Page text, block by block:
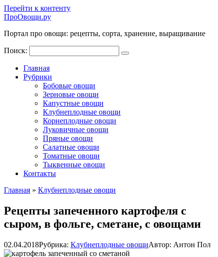
Перейти к контенту
ПроОвощи.ру
Портал про овощи: рецепты, сорта, хранение, выращивание
Поиск:
Главная
Рубрики
Бобовые овощи
Зерновые овощи
Капустные овощи
Клубнеплодные овощи
Корнеплодные овощи
Луковичные овощи
Пряные овощи
Салатные овощи
Томатные овощи
Тыквенные овощи
Контакты
Главная » Клубнеплодные овощи
Рецепты запеченного картофеля с
сыром, в фольге, сметане, с овощами
02.04.2018Рубрика: Клубнеплодные овощиАвтор: Антон Пол